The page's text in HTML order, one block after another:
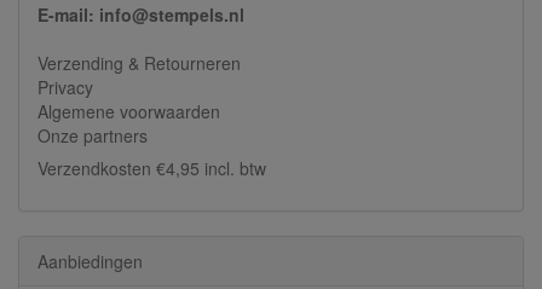
E-mail: info@stempels.nl
Verzending & Retourneren
Privacy
Algemene voorwaarden
Onze partners
Verzendkosten €4,95 incl. btw
Aanbiedingen